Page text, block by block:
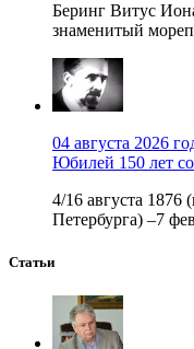
Беринг Витус
знаменитый
04 августа 2026
Юбилей 150 лет
4/16 августа 1876
Петербурга) –7
Статьи